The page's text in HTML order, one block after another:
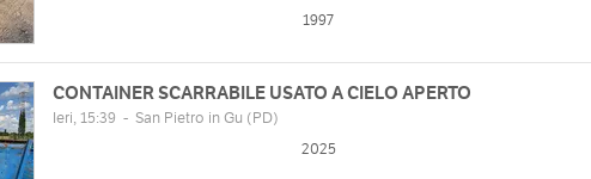
1997
CONTAINER SCARRABILE USATO A CIELO APERTO
Ieri, 15:39 - San Pietro in Gu (PD)
2025